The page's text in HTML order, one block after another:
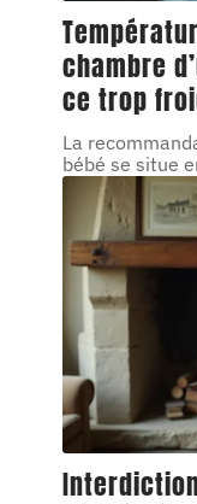
chambre
ce trop
La
bébé se situe